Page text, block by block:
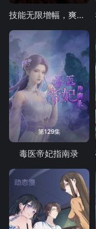
技能无限增幅，爽得我不想当辅助了！动态漫画
第129集
毒医帝妃指南录